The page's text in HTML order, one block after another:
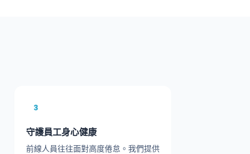
3
守護員工身心健康
前線人員往往面對高度倦怠。我們提供